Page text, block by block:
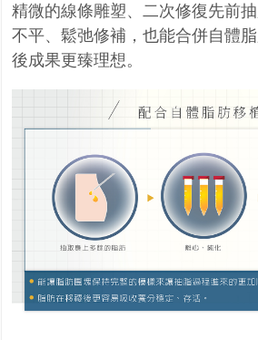
精微的線條雕塑、二次修復先前
不平、鬆弛修補，也能合併自體
後成果更臻理想。